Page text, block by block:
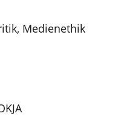
Medienethik